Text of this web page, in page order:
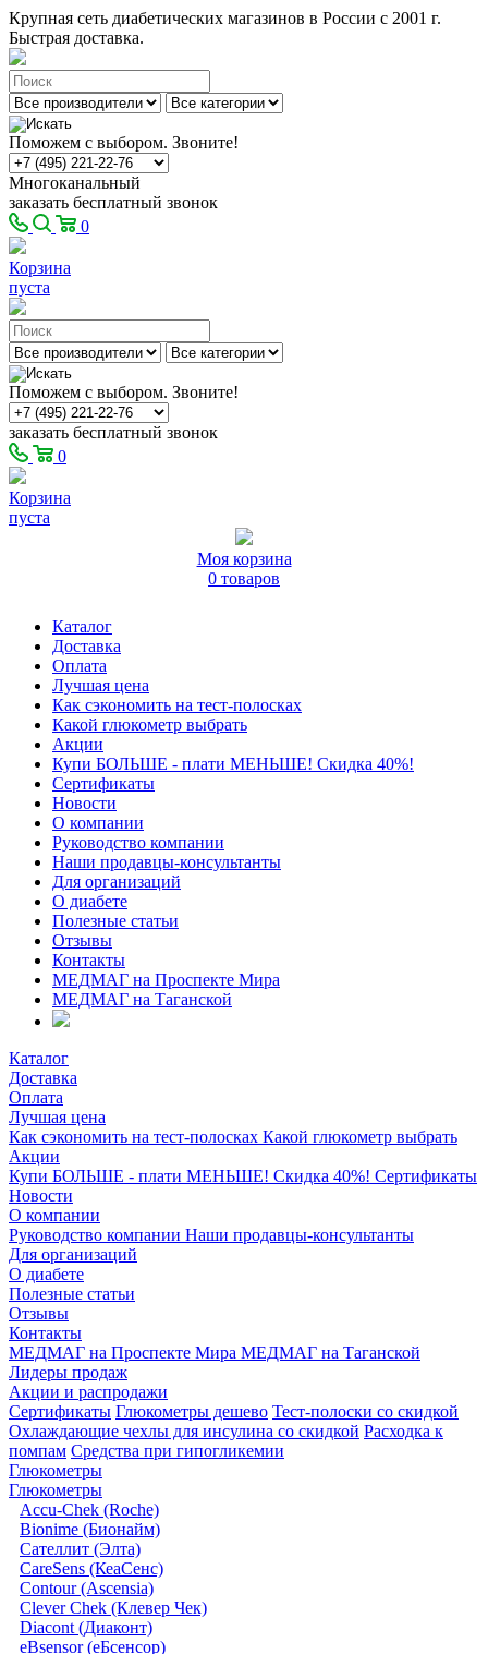
Крупная сеть диабетических магазинов в России с 2001 г.
Быстрая доставка.
Поможем с выбором. Звоните!
Многоканальный
заказать бесплатный звонок
0
Корзина
пуста
Поможем с выбором. Звоните!
заказать бесплатный звонок
0
Корзина
пуста
Моя корзина
0 товаров
Каталог
Доставка
Оплата
Лучшая цена
Как сэкономить на тест-полосках
Какой глюкометр выбрать
Акции
Купи БОЛЬШЕ - плати МЕНЬШЕ! Скидка 40%!
Сертификаты
Новости
О компании
Руководство компании
Наши продавцы-консультанты
Для организаций
О диабете
Полезные статьи
Отзывы
Контакты
МЕДМАГ на Проспекте Мира
МЕДМАГ на Таганской
Каталог
Доставка
Оплата
Лучшая цена
Как сэкономить на тест-полосках Какой глюкометр выбрать
Акции
Купи БОЛЬШЕ - плати МЕНЬШЕ! Скидка 40%! Сертификаты
Новости
О компании
Руководство компании Наши продавцы-консультанты
Для организаций
О диабете
Полезные статьи
Отзывы
Контакты
МЕДМАГ на Проспекте Мира МЕДМАГ на Таганской
Лидеры продаж
Акции и распродажи
Сертификаты Глюкометры дешево Тест-полоски со скидкой
Охлаждающие чехлы для инсулина со скидкой Расходка к
помпам Средства при гипогликемии
Глюкометры
Глюкометры
Accu-Chek (Roche)
Bionime (Бионайм)
Сателлит (Элта)
CareSens (КеаСенс)
Contour (Ascensia)
Clever Chek (Клевер Чек)
Diacont (Диаконт)
eBsensor (еБсенсор)